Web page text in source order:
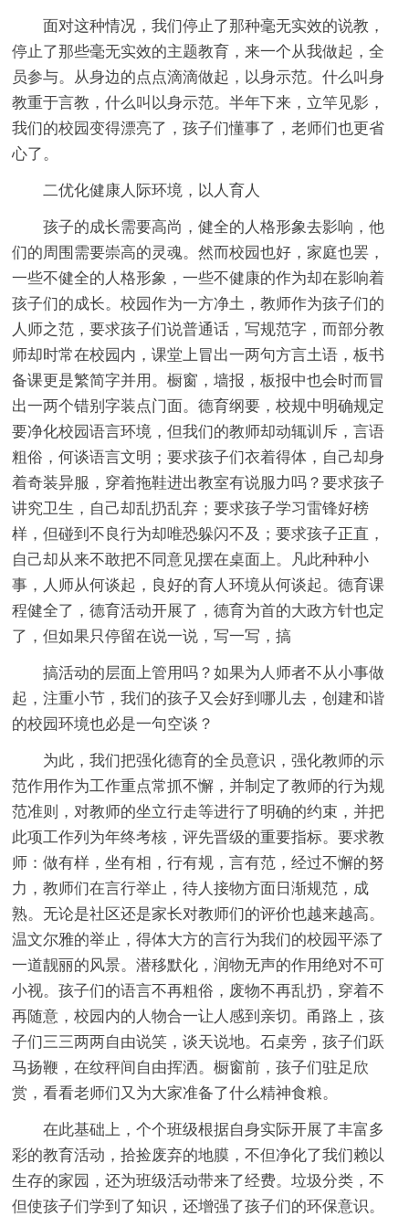
面对这种情况，我们停止了那种毫无实效的说教，
停止了那些毫无实效的主题教育，来一个从我做起，全
员参与。从身边的点点滴滴做起，以身示范。什么叫身
教重于言教，什么叫以身示范。半年下来，立竿见影，
我们的校园变得漂亮了，孩子们懂事了，老师们也更省
心了。
二优化健康人际环境，以人育人
孩子的成长需要高尚，健全的人格形象去影响，他
们的周围需要崇高的灵魂。然而校园也好，家庭也罢，
一些不健全的人格形象，一些不健康的作为却在影响着
孩子们的成长。校园作为一方净土，教师作为孩子们的
人师之范，要求孩子们说普通话，写规范字，而部分教
师却时常在校园内，课堂上冒出一两句方言土语，板书
备课更是繁简字并用。橱窗，墙报，板报中也会时而冒
出一两个错别字装点门面。德育纲要，校规中明确规定
要净化校园语言环境，但我们的教师却动辄训斥，言语
粗俗，何谈语言文明；要求孩子们衣着得体，自己却身
着奇装异服，穿着拖鞋进出教室有说服力吗？要求孩子
讲究卫生，自己却乱扔乱弃；要求孩子学习雷锋好榜
样，但碰到不良行为却唯恐躲闪不及；要求孩子正直，
自己却从来不敢把不同意见摆在桌面上。凡此种种小
事，人师从何谈起，良好的育人环境从何谈起。德育课
程健全了，德育活动开展了，德育为首的大政方针也定
了，但如果只停留在说一说，写一写，搞
搞活动的层面上管用吗？如果为人师者不从小事做
起，注重小节，我们的孩子又会好到哪儿去，创建和谐
的校园环境也必是一句空谈？
为此，我们把强化德育的全员意识，强化教师的示
范作用作为工作重点常抓不懈，并制定了教师的行为规
范准则，对教师的坐立行走等进行了明确的约束，并把
此项工作列为年终考核，评先晋级的重要指标。要求教
师：做有样，坐有相，行有规，言有范，经过不懈的努
力，教师们在言行举止，待人接物方面日渐规范，成
熟。无论是社区还是家长对教师们的评价也越来越高。
温文尔雅的举止，得体大方的言行为我们的校园平添了
一道靓丽的风景。潜移默化，润物无声的作用绝对不可
小视。孩子们的语言不再粗俗，废物不再乱扔，穿着不
再随意，校园内的人物合一让人感到亲切。甬路上，孩
子们三三两两自由说笑，谈天说地。石桌旁，孩子们跃
马扬鞭，在纹秤间自由挥洒。橱窗前，孩子们驻足欣
赏，看看老师们又为大家准备了什么精神食粮。
在此基础上，个个班级根据自身实际开展了丰富多
彩的教育活动，拾捡废弃的地膜，不但净化了我们赖以
生存的家园，还为班级活动带来了经费。垃圾分类，不
但使孩子们学到了知识，还增强了孩子们的环保意识。